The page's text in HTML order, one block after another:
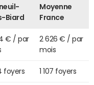
Biard
Moyenne
France
€ / par
2 626 € / par
mois
foyers 1 107 foyers